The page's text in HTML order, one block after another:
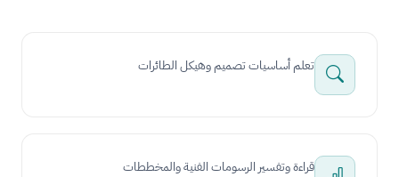
تعلم أساسيات تصميم وهيكل الطائرات
قراءة وتفسير الرسومات الفنية والمخططات